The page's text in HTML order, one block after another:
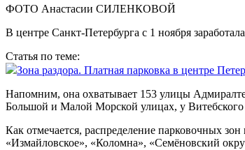
ФОТО Анастасии СИЛЕНКОВОЙ
В центре Санкт-Петербурга с 1 ноября
Статья по теме:
Зона раздора. Платная парковка в центре
Напомним, она охватывает 153 улицы
Большой и Малой Морской улицах, у Витебского
Как отмечается, распределение парковочных
«Измайловское», «Коломна», «Семёновский